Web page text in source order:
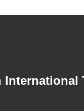
International